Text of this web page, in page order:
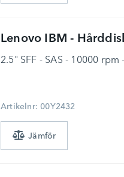
Lenovo IBM -
2.5" SFF - SAS - 10000
Artikelnr: 00Y2432